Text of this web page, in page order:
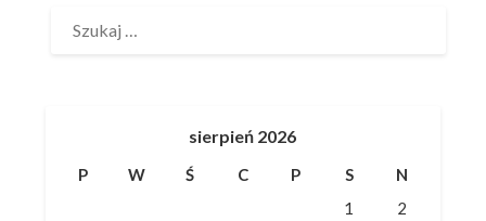
sierpień 2026
P W Ś C P S
N
1
2